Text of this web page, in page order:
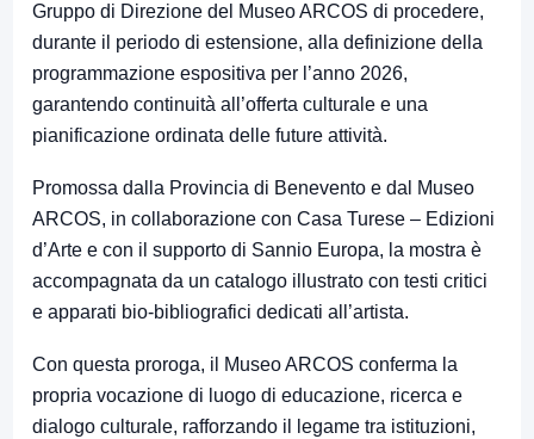
Gruppo di Direzione del Museo ARCOS di procedere,
durante il periodo di estensione, alla definizione della
programmazione espositiva per l’anno 2026,
garantendo continuità all’offerta culturale e una
pianificazione ordinata delle future attività.
Promossa dalla Provincia di Benevento e dal Museo
ARCOS, in collaborazione con Casa Turese – Edizioni
d’Arte e con il supporto di Sannio Europa, la mostra è
accompagnata da un catalogo illustrato con testi critici
e apparati bio-bibliografici dedicati all’artista.
Con questa proroga, il Museo ARCOS conferma la
propria vocazione di luogo di educazione, ricerca e
dialogo culturale, rafforzando il legame tra istituzioni,